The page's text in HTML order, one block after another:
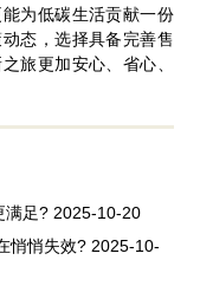
为低碳生活贡献一份
态，选择具备完善售
旅更加安心、省心、
满足? 2025-10-20
悄悄失效? 2025-10-